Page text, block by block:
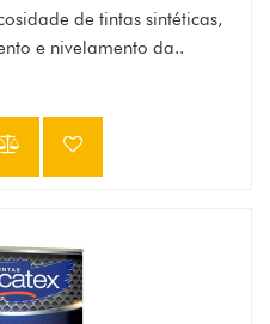
de tintas sintéticas,
e nivelamento da..